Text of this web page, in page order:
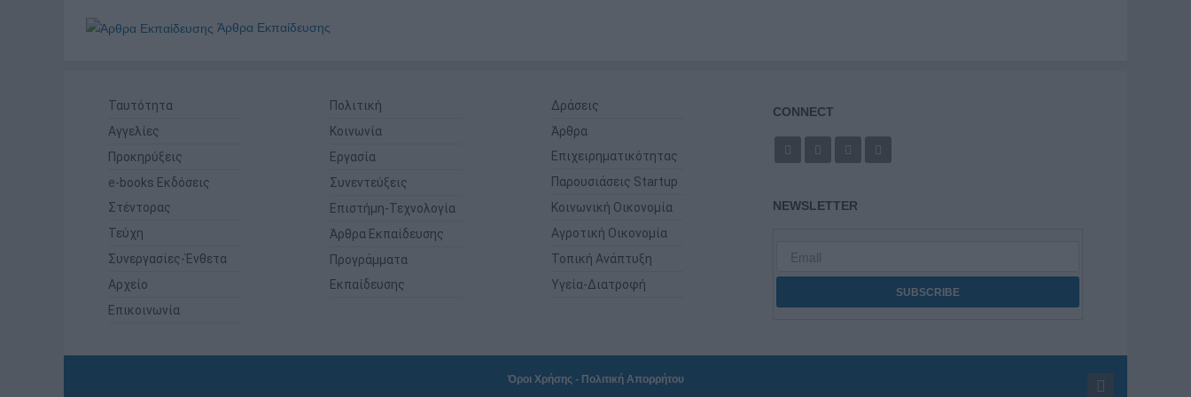
Άρθρα Εκπαίδευσης
Ταυτότητα
Αγγελίες
Προκηρύξεις
e-books Εκδόσεις
Στέντορας
Τεύχη
Συνεργασίες-Ένθετα
Αρχείο
Επικοινωνία
Πολιτική
Κοινωνία
Εργασία
Συνεντεύξεις
Επιστήμη-Τεχνολογία
Άρθρα Εκπαίδευσης
Προγράμματα
Εκπαίδευσης
Δράσεις
Άρθρα
Επιχειρηματικότητας
Παρουσιάσεις Startup
Κοινωνική Οικονομία
Αγροτική Οικονομία
Τοπική Ανάπτυξη
Υγεία-Διατροφή
CONNECT
NEWSLETTER
Όροι Χρήσης- Πολιτική Απορρήτου